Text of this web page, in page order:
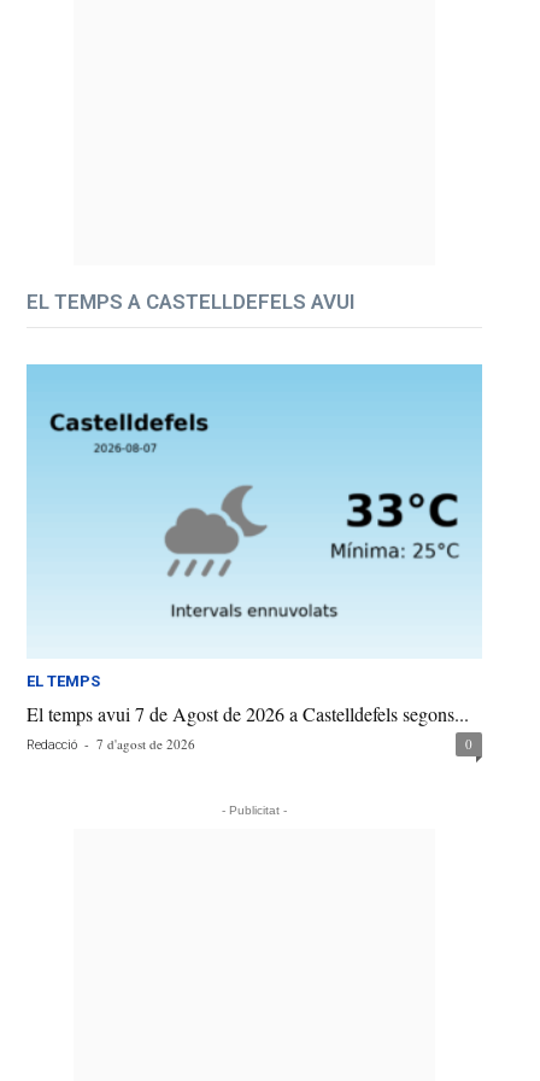
EL TEMPS A CASTELLDEFELS AVUI
EL TEMPS
El temps avui 7 de Agost de 2026 a Castelldefels segons...
Redacció - 7 d'agost de 2026 0
- Publicitat -